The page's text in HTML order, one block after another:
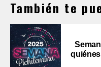
También te